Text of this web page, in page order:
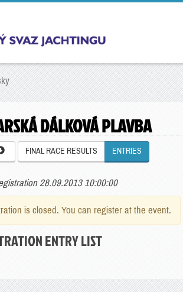
DÁLKOVÁ PLAVBA
FINAL RACE RESULTS ENTRIES
28.09.2013 10:00:00
is closed. You can register at the event.
ENTRY LIST